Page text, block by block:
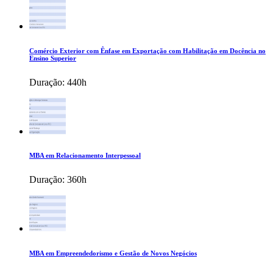
Comércio Exterior com Ênfase em Exportação com Habilitação em Docência no
Ensino Superior
Duração: 440h
MBA em Relacionamento Interpessoal
Duração: 360h
MBA em Empreendedorismo e Gestão de Novos Negócios